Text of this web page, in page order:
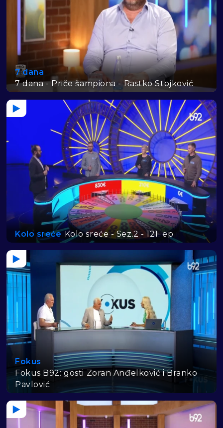
7 dana
7 dana - Priče šampiona - Rastko Stojković
Kolo sreće Kolo sreće - Sez.2 - 121. ep
Fokus
Fokus B92: gosti Zoran Anđelković i Branko
Pavlović